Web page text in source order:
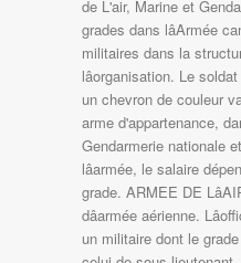
de L'air, Marine et
grades dans lâArmée
militaires dans la
lâorganisation. Le
un chevron de couleur
arme d'appartenance,
Gendarmerie nationale et
lâarmée, le salaire
grade. ARMEE DE
dâarmée aérienne.
un militaire dont le